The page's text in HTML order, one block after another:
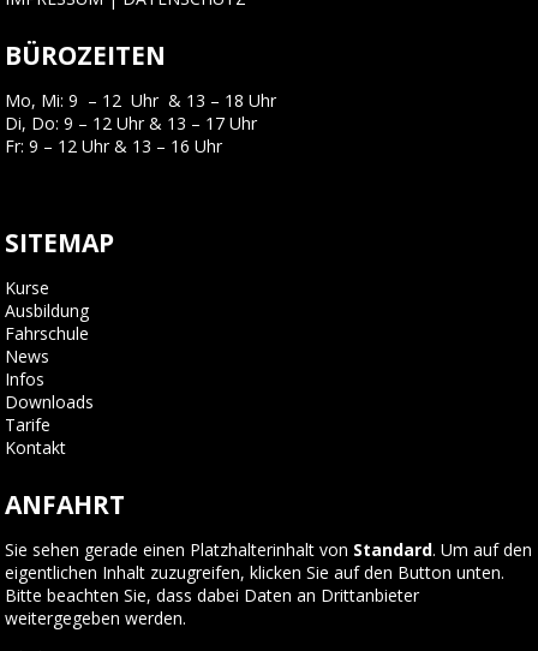
BÜROZEITEN
Mo, Mi: 9 – 12 Uhr & 13 – 18 Uhr
Di, Do: 9 – 12 Uhr & 13 – 17 Uhr
Fr: 9 – 12 Uhr & 13 – 16 Uhr
SITEMAP
Kurse
Ausbildung
Fahrschule
News
Infos
Downloads
Tarife
Kontakt
ANFAHRT
Sie sehen gerade einen Platzhalterinhalt von Standard. Um auf den
eigentlichen Inhalt zuzugreifen, klicken Sie auf den Button unten.
Bitte beachten Sie, dass dabei Daten an Drittanbieter
weitergegeben werden.